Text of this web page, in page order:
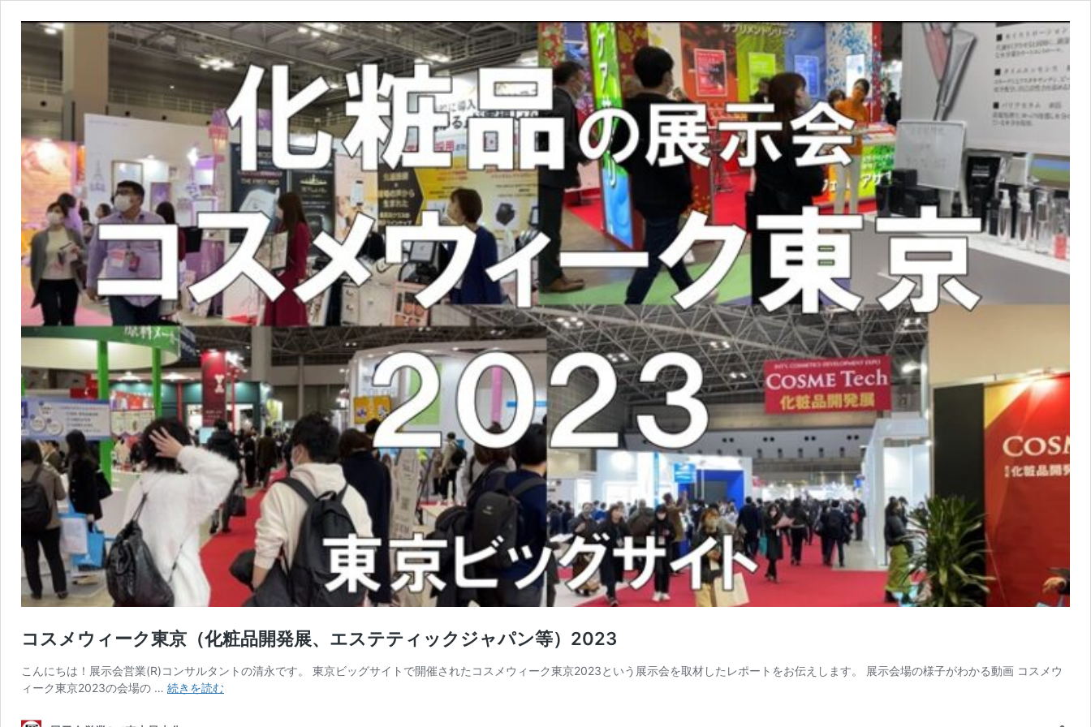
コスメウィーク東京（化粧品開発展、エステティックジャパン等）2023
こんにちは！展示会営業(R)コンサルタントの清永です。 東京ビッグサイトで開催されたコスメウィーク東京2023という展示会を取材したレポートをお伝えします。 展示会場の様子がわかる動画 コスメウ
ィーク東京2023の会場の … 続きを読むコ